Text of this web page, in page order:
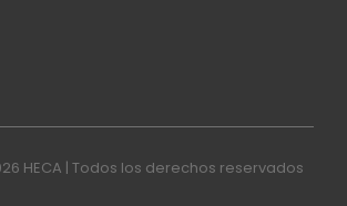
HECA | Todos los derechos reservados